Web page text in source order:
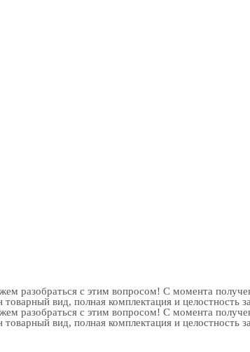
разобраться с этим вопросом! С момента
вид, полная комплектация и целостность
разобраться с этим вопросом! С момента
вид, полная комплектация и целостность